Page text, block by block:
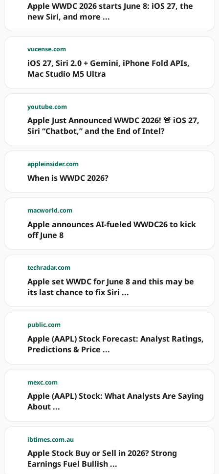
Apple WWDC 2026 starts June 8: iOS 27, the
new Siri, and more ...
vucense.com
iOS 27, Siri 2.0 + Gemini, iPhone Fold APIs,
Mac Studio M5 Ultra
youtube.com
Apple Just Announced WWDC 2026! 🚨 iOS 27,
Siri “Chatbot,” and the End of Intel?
appleinsider.com
When is WWDC 2026?
macworld.com
Apple announces AI-fueled WWDC26 to kick
off June 8
techradar.com
Apple set WWDC for June 8 and this may be
its last chance to fix Siri ...
public.com
Apple (AAPL) Stock Forecast: Analyst Ratings,
Predictions & Price ...
mexc.com
Apple (AAPL) Stock: What Analysts Are Saying
About ...
ibtimes.com.au
Apple Stock Buy or Sell in 2026? Strong
Earnings Fuel Bullish ...